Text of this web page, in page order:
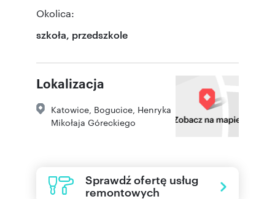
Okolica:
szkoła, przedszkole
Lokalizacja
Katowice Bogucice Henryka
Mikołaja Góreckiego
Sprawdź ofertę usług
remontowych